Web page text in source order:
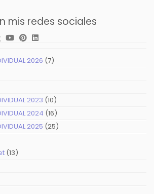
mis redes sociales
2026 77
2023 1010
productos
2024 1616
productos
2025 2525
1313